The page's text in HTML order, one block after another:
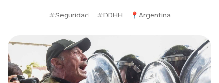
#Seguridad #DDHH 📍 Argentina